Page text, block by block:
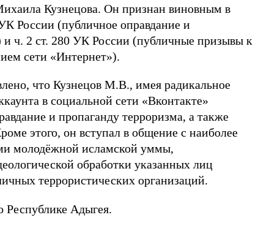
Кузнецова. Он признан виновным в
России (публичное оправдание и
и ч. 2 ст. 280 УК России (публичные призывы к
сети «Интернет»).
что Кузнецов М.В., имея радикальное
в социальной сети «Вконтакте»
и пропаганду терроризма, а также
этого, он вступал в общение с наиболее
молодёжной исламской уммы,
обработки указанных лиц
террористических организаций.
Республике Адыгея.